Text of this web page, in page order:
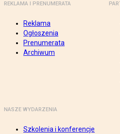
REKLAMA I PRENUMERATA
Reklama
Ogłoszenia
Prenumerata
Archiwum
NASZE WYDARZENIA
Szkolenia i konferencje